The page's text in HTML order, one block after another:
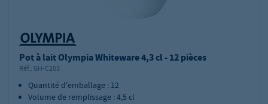
Pot à lait Olympia Whiteware 4,3 cl - 12 pièces
Réf.: GH-C203
Quantité d'emballage : 12
Volume de remplissage : 4,5 cl